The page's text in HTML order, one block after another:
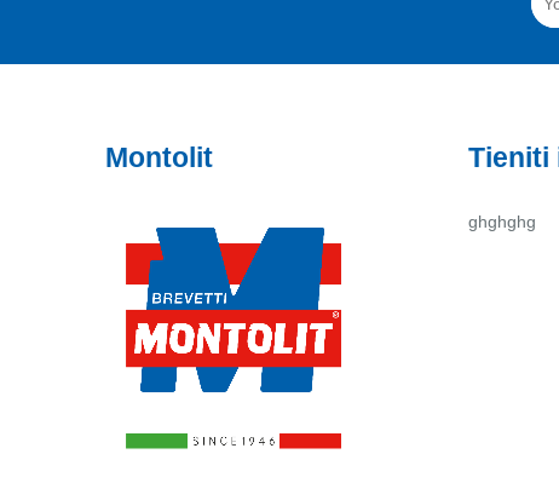
Montolit Tieniti
ghghghg